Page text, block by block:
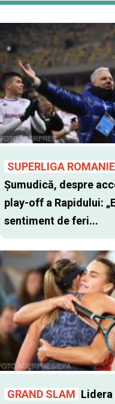
SUPERLIGA
Șumudică, despre
play-off a Rapidului:
sentiment de feri...
GRAND SLAM